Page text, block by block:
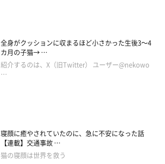
全身がクッションに収まるほど小さかった生後3～4
カ月の子猫→ …
紹介するのは、X（旧Twitter） ユーザー@nekowo
…
寝顔に癒やされていたのに、急に不安になった話
【連載】交通事故 …
猫の寝顔は世界を救う